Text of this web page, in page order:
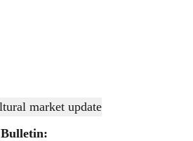
- Agrowon